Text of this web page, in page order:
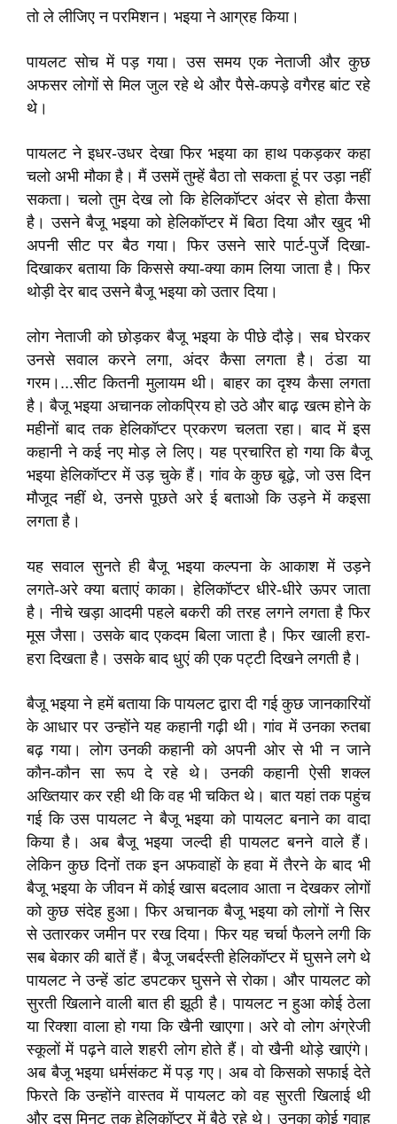
तो ले लीजिए न परमिशन। भइया ने आग्रह किया।
पायलट सोच में पड़ गया। उस समय एक नेताजी और कुछ
अफसर लोगों से मिल जुल रहे थे और पैसे-कपड़े वगैरह बांट रहे
थे।
पायलट ने इधर-उधर देखा फिर भइया का हाथ पकड़कर कहा
चलो अभी मौका है। मैं उसमें तुम्हें बैठा तो सकता हूं पर उड़ा नहीं
सकता। चलो तुम देख लो कि हेलिकॉप्टर अंदर से होता कैसा
है। उसने बैजू भइया को हेलिकॉप्टर में बिठा दिया और खुद भी
अपनी सीट पर बैठ गया। फिर उसने सारे पार्ट-पुर्जे दिखा-
दिखाकर बताया कि किससे क्या-क्या काम लिया जाता है। फिर
थोड़ी देर बाद उसने बैजू भइया को उतार दिया।
लोग नेताजी को छोड़कर बैजू भइया के पीछे दौड़े। सब घेरकर
उनसे सवाल करने लगा, अंदर कैसा लगता है। ठंडा या
गरम।...सीट कितनी मुलायम थी। बाहर का दृश्य कैसा लगता
है। बैजू भइया अचानक लोकप्रिय हो उठे और बाढ़ खत्म होने के
महीनों बाद तक हेलिकॉप्टर प्रकरण चलता रहा। बाद में इस
कहानी ने कई नए मोड़ ले लिए। यह प्रचारित हो गया कि बैजू
भइया हेलिकॉप्टर में उड़ चुके हैं। गांव के कुछ बूढ़े, जो उस दिन
मौजूद नहीं थे, उनसे पूछते अरे ई बताओ कि उड़ने में कइसा
लगता है।
यह सवाल सुनते ही बैजू भइया कल्पना के आकाश में उड़ने
लगते-अरे क्या बताएं काका। हेलिकॉप्टर धीरे-धीरे ऊपर जाता
है। नीचे खड़ा आदमी पहले बकरी की तरह लगने लगता है फिर
मूस जैसा। उसके बाद एकदम बिला जाता है। फिर खाली हरा-
हरा दिखता है। उसके बाद धुएं की एक पट्टी दिखने लगती है।
बैजू भइया ने हमें बताया कि पायलट द्वारा दी गई कुछ जानकारियों
के आधार पर उन्होंने यह कहानी गढ़ी थी। गांव में उनका रुतबा
बढ़ गया। लोग उनकी कहानी को अपनी ओर से भी न जाने
कौन-कौन सा रूप दे रहे थे। उनकी कहानी ऐसी शक्ल
अख्तियार कर रही थी कि वह भी चकित थे। बात यहां तक पहुंच
गई कि उस पायलट ने बैजू भइया को पायलट बनाने का वादा
किया है। अब बैजू भइया जल्दी ही पायलट बनने वाले हैं।
लेकिन कुछ दिनों तक इन अफवाहों के हवा में तैरने के बाद भी
बैजू भइया के जीवन में कोई खास बदलाव आता न देखकर लोगों
को कुछ संदेह हुआ। फिर अचानक बैजू भइया को लोगों ने सिर
से उतारकर जमीन पर रख दिया। फिर यह चर्चा फैलने लगी कि
सब बेकार की बातें हैं। बैजू जबर्दस्ती हेलिकॉप्टर में घुसने लगे थे
पायलट ने उन्हें डांट डपटकर घुसने से रोका। और पायलट को
सुरती खिलाने वाली बात ही झूठी है। पायलट न हुआ कोई ठेला
या रिक्शा वाला हो गया कि खैनी खाएगा। अरे वो लोग अंग्रेजी
स्कूलों में पढ़ने वाले शहरी लोग होते हैं। वो खैनी थोड़े खाएंगे।
अब बैजू भइया धर्मसंकट में पड़ गए। अब वो किसको सफाई देते
फिरते कि उन्होंने वास्तव में पायलट को वह सुरती खिलाई थी
और दस मिनट तक हेलिकॉप्टर में बैठे रहे थे। उनका कोई गवाह